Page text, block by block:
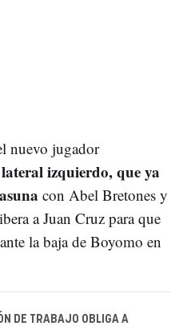
nuevo jugador
izquierdo, que ya
con Abel Bretones y
a Juan Cruz para que
la baja de Boyomo en
DE TRABAJO OBLIGA A